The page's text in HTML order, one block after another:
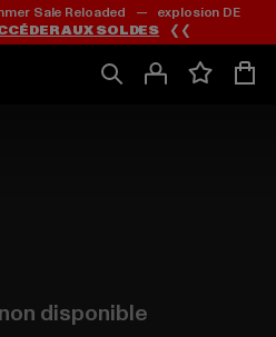
Passer
au
Passer
au
Sale Reloaded — explosion DE
AUX SOLDES ❮❮
disponible